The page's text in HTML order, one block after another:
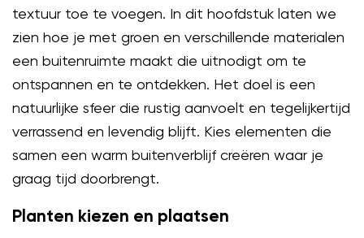
textuur toe te voegen. In dit hoofdstuk laten we
zien hoe je met groen en verschillende materialen
een buitenruimte maakt die uitnodigt om te
ontspannen en te ontdekken. Het doel is een
natuurlijke sfeer die rustig aanvoelt en tegelijkertijd
verrassend en levendig blijft. Kies elementen die
samen een warm buitenverblijf creëren waar je
graag tijd doorbrengt.
Planten kiezen en plaatsen